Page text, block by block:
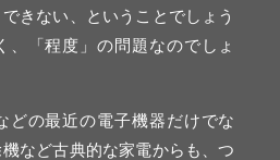
きない、ということでしょう
、「程度」の問題なのでしょ
どの最近の電子機器だけでな
など古典的な家電からも、つ